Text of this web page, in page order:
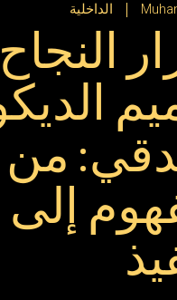
الداخلية
من
إلى